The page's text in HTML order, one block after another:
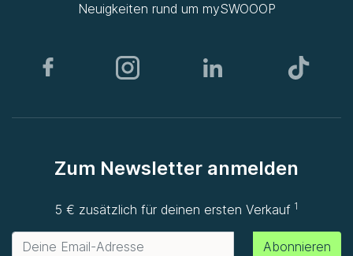
Neuigkeiten rund um mySWOOOP
Zum Newsletter anmelden
5 € zusätzlich für deinen ersten Verkauf1
Abonnieren